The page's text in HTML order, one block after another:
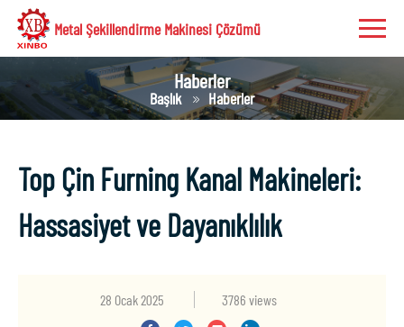
Metal Şekillendirme Makinesi Çözümü
Haberler
Başlık Haberler
Top Çin Furning Kanal Makineleri:
Hassasiyet ve Dayanıklılık
28 Ocak 2025 3786 views